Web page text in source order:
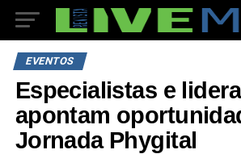
EVENTOS
Especialistas e
apontam
Jornada Phygital